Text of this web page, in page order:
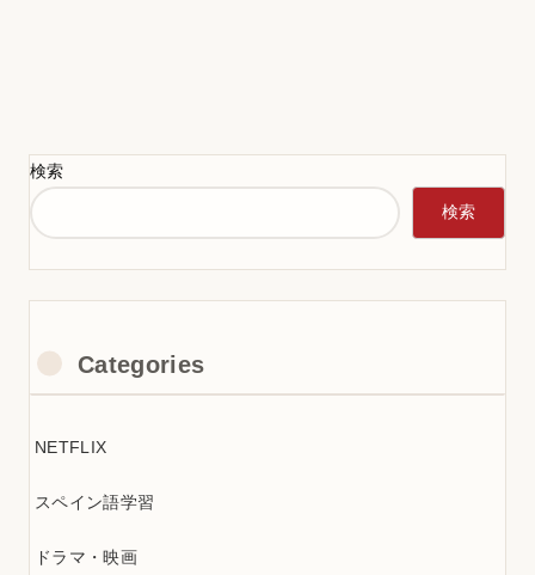
検索
検索
Categories
NETFLIX
スペイン語学習
ドラマ・映画